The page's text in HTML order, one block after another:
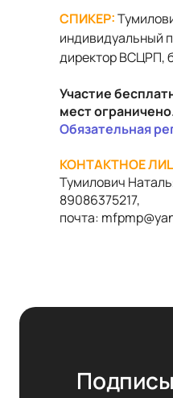
СПИКЕР:
индивидуальный
директор ВСЦРП,
Участие
мест
Обязательная
КОНТАКТНОЕ
Тумилович
89086375217,
почта: mfpmp@